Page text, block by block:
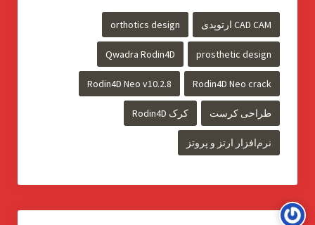
CAD CAM ارتوپدی orthotics design
prosthetic design
Qwadra Rodin4D
Rodin4D Neo crack
Rodin4D Neo v10.2.8
طراحی کرست کرک Rodin4D
نرم‌افزار ارتز و پروتز